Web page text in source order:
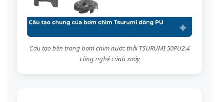
Cấu tạo bên trong bơm chìm nước thải TSURUMI 50PU2.4
công nghệ cánh xoáy